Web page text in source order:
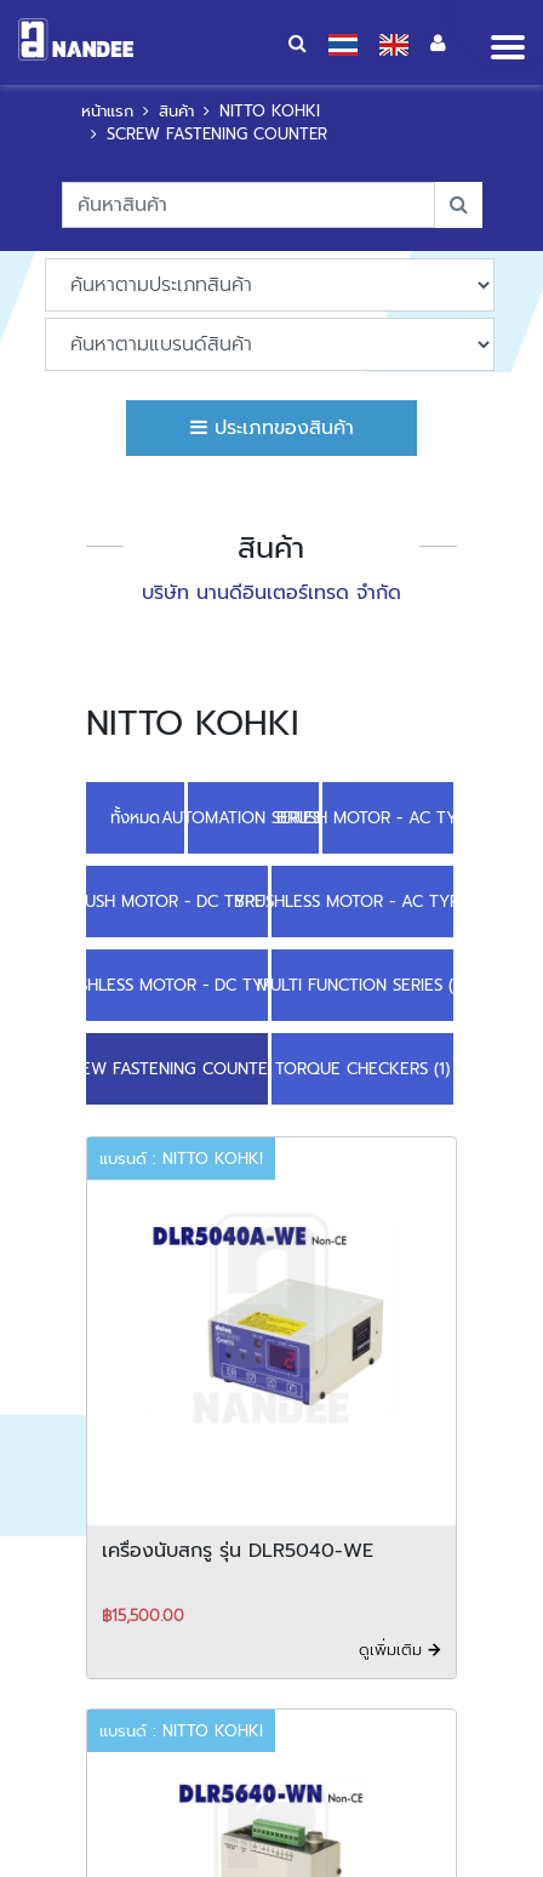
หน้าแรก สินค้า
NITTO KOHKI
SCREW FASTENING COUNTER
ประเภทของสินค้า
สินค้า
บริษัท นานดีอินเตอร์เทรด จำกัด
NITTO KOHKI
ทั้งหมดAUTOMATION SERIES (2)BRUSH MOTOR - AC TYPE (1)
BRUSH MOTOR - DC TYPE (4)BRUSHLESS MOTOR - AC TYPE (1)
BRUSHLESS MOTOR - DC TYPE (2)MULTI FUNCTION SERIES (3)
SCREW FASTENING COUNTER (2)TORQUE CHECKERS (1)
แบรนด์ : NITTO KOHKI
เครื่องนับสกรู รุ่น DLR5040-WE
฿15,500.00
ดูเพิ่มเติม
แบรนด์ : NITTO KOHKI